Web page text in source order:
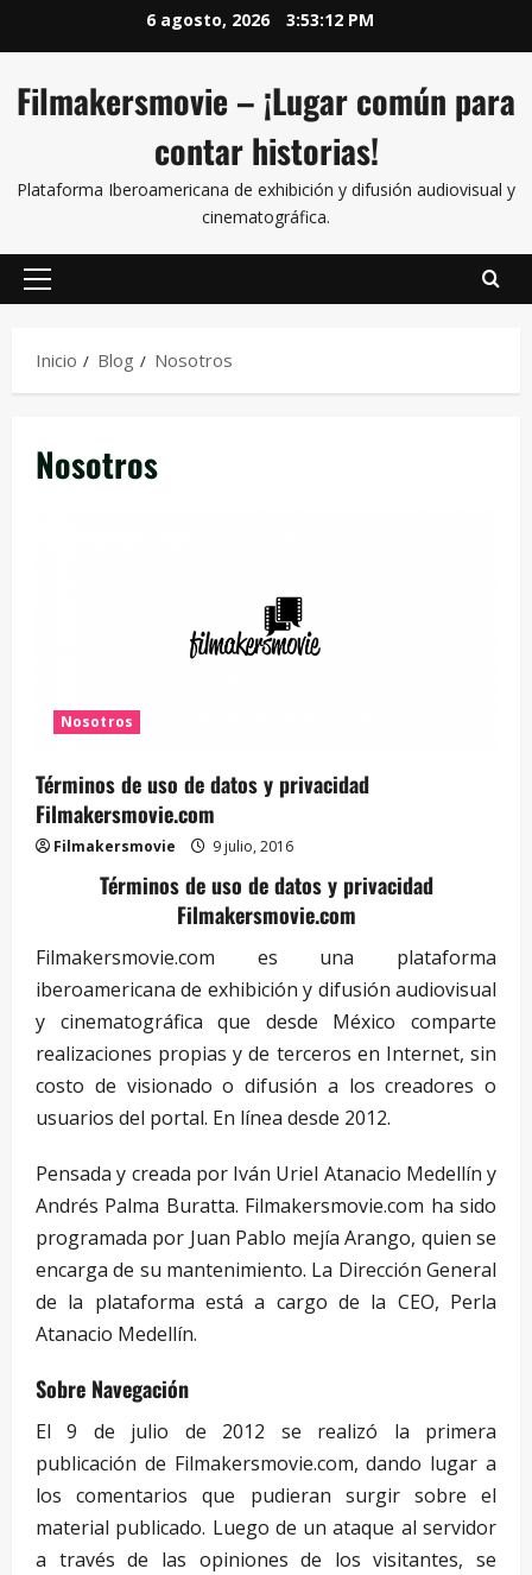
6 agosto, 2026 3:53:13 PM
Filmakersmovie – ¡Lugar común para
contar historias!
Plataforma Iberoamericana de exhibición y difusión audiovisual y
cinematográfica.
Inicio Blog Nosotros
Nosotros
Nosotros
Términos de uso de datos y privacidad
Filmakersmovie.com
Filmakersmovie 9 julio, 2016
Términos de uso de datos y privacidad
Filmakersmovie.com
Filmakersmovie.com es una plataforma
iberoamericana de exhibición y difusión audiovisual
y cinematográfica que desde México comparte
realizaciones propias y de terceros en Internet, sin
costo de visionado o difusión a los creadores o
usuarios del portal. En línea desde 2012.
Pensada y creada por Iván Uriel Atanacio Medellín y
Andrés Palma Buratta. Filmakersmovie.com ha sido
programada por Juan Pablo mejía Arango, quien se
encarga de su mantenimiento. La Dirección General
de la plataforma está a cargo de la CEO, Perla
Atanacio Medellín.
Sobre Navegación
El 9 de julio de 2012 se realizó la primera
publicación de Filmakersmovie.com, dando lugar a
los comentarios que pudieran surgir sobre el
material publicado. Luego de un ataque al servidor
a través de las opiniones de los visitantes, se